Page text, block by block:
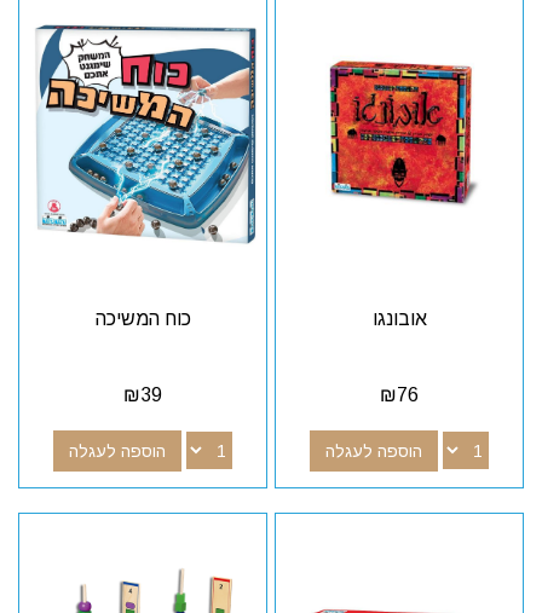
אובונגו
₪76
הוספה לעגלה
כוח המשיכה
₪39
הוספה לעגלה